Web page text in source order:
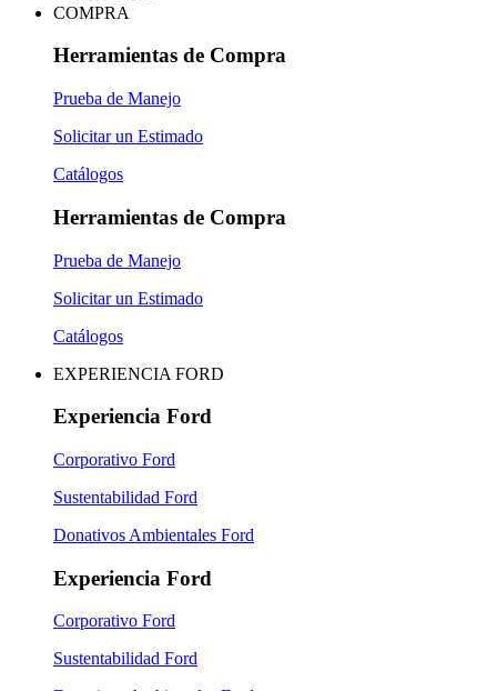
COMPRA
Herramientas de Compra
Prueba de Manejo
Solicitar un Estimado
Catálogos
Herramientas de Compra
Prueba de Manejo
Solicitar un Estimado
Catálogos
EXPERIENCIA FORD
Experiencia Ford
Corporativo Ford
Sustentabilidad Ford
Donativos Ambientales Ford
Experiencia Ford
Corporativo Ford
Sustentabilidad Ford